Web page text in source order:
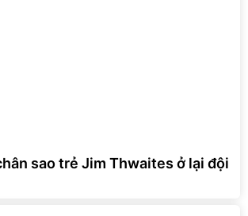
sao trẻ Jim Thwaites ở lại đội